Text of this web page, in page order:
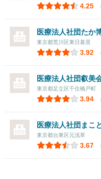
4.25
医療法人社団たか
東京都荒川区東日暮里
3.92
医療法人社団叡美
東京都足立区千住橋戸町
3.94
医療法人社団まこ
東京都台東区元浅草
3.67